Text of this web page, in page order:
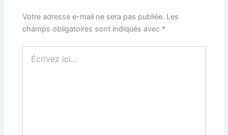
Votre adresse e-mail ne sera pas publiée. Les
champs obligatoires sont indiqués avec *
ici…